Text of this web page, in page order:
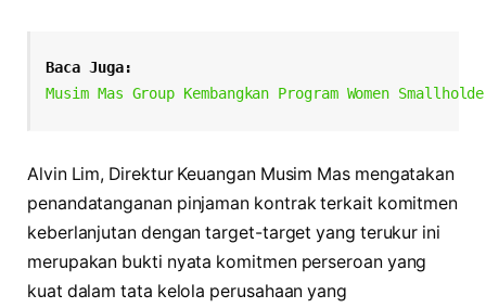
Baca Juga:
Musim Mas Group Kembangkan Program Women
Alvin Lim, Direktur Keuangan Musim Mas mengatakan
penandatanganan pinjaman kontrak terkait komitmen
keberlanjutan dengan target-target yang terukur ini
merupakan bukti nyata komitmen perseroan yang
kuat dalam tata kelola perusahaan yang